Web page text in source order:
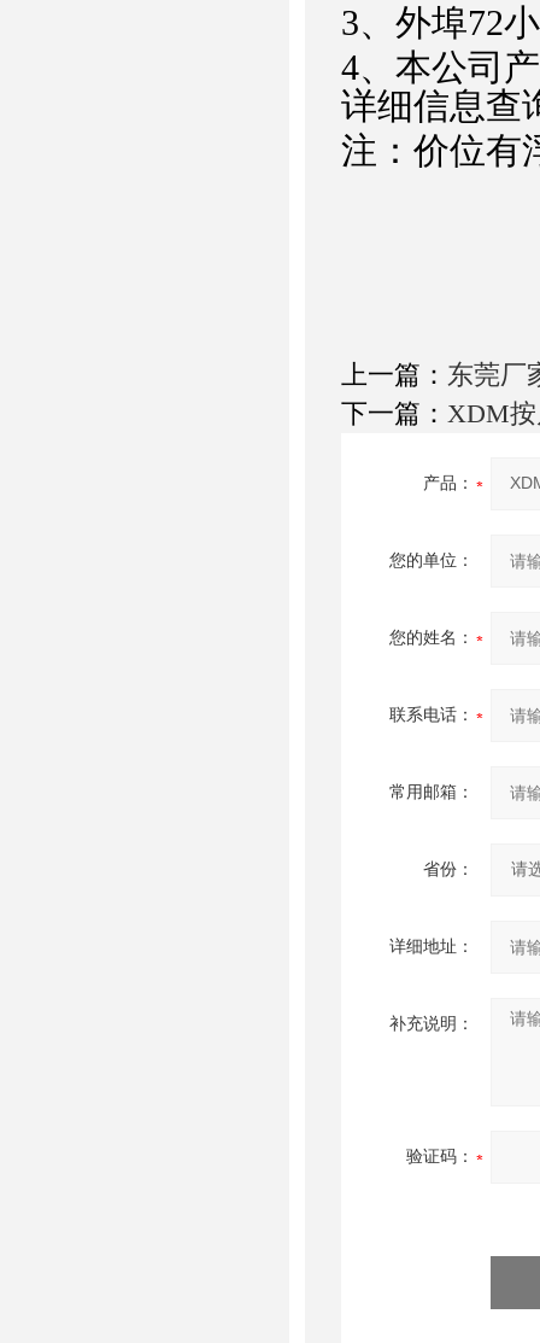
3、外埠72
4、本公司
详细信息查
注：价位有
上一篇： 东莞厂
下一篇： XDM按
产品：
您的单位：
您的姓名：
联系电话：
常用邮箱：
省份：
详细地址：
补充说明：
验证码：